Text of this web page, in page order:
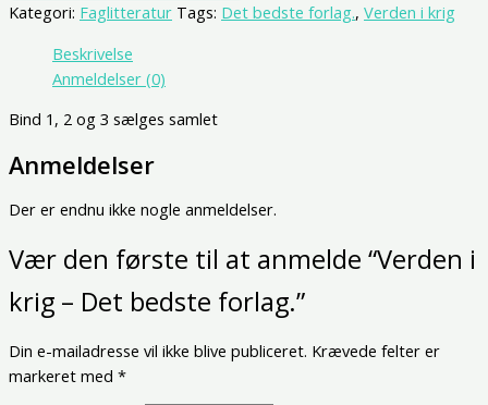
Kategori: Faglitteratur Tags: Det bedste forlag., Verden i krig
Beskrivelse
Anmeldelser (0)
Bind 1, 2 og 3 sælges samlet
Anmeldelser
Der er endnu ikke nogle anmeldelser.
Vær den første til at anmelde “Verden i
krig – Det bedste forlag.”
Din e-mailadresse vil ikke blive publiceret. Krævede felter er
markeret med *